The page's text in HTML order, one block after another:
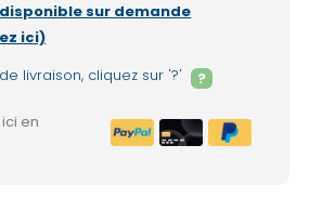
sur demande
ici)
livraison, cliquez sur '?'
?
en